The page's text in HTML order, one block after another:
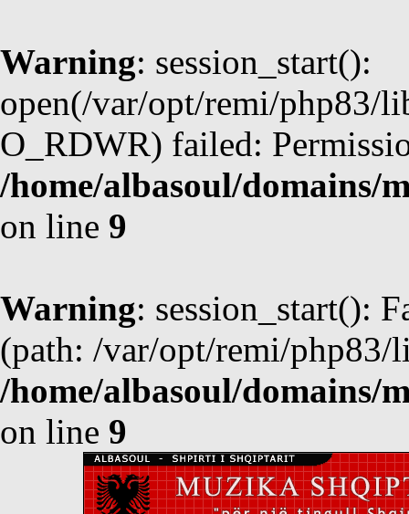
Warning: session_start():
open(/var/opt/remi/php83/
O_RDWR) failed:
/home/albasoul/domains/
on line 9
Warning: session_start():
(path: /var/opt/remi/php83/
/home/albasoul/domains/
on line 9